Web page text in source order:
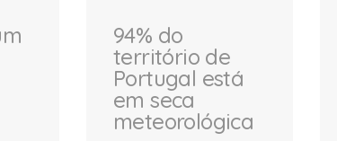
PRESS
94% do
território de
Portugal está
em seca
meteorológica